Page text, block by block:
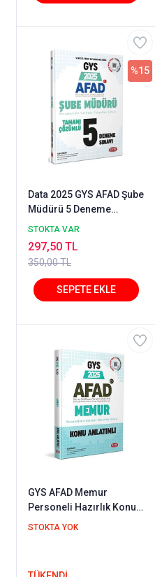
Data 2025 GYS AFAD Şube
Müdürü 5 Deneme
Çözümlü Görevde
STOKTA VAR
350,00 TL
%15
297,50 TL
GYS AFAD Memur
Personeli Hazırlık Konu
Anlatımlı Data Yayınları
STOKTA YOK